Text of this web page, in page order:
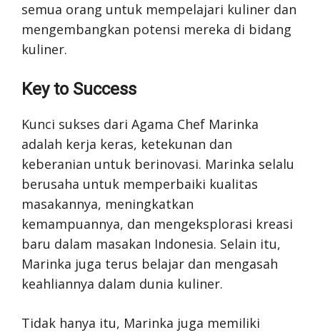
semua orang untuk mempelajari kuliner dan
mengembangkan potensi mereka di bidang
kuliner.
Key to Success
Kunci sukses dari Agama Chef Marinka
adalah kerja keras, ketekunan dan
keberanian untuk berinovasi. Marinka selalu
berusaha untuk memperbaiki kualitas
masakannya, meningkatkan
kemampuannya, dan mengeksplorasi kreasi
baru dalam masakan Indonesia. Selain itu,
Marinka juga terus belajar dan mengasah
keahliannya dalam dunia kuliner.
Tidak hanya itu, Marinka juga memiliki